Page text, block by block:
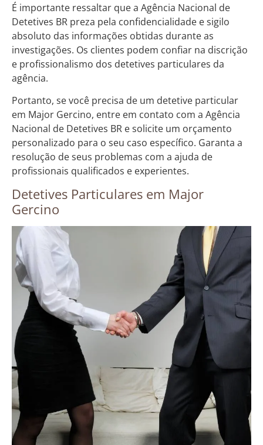
É importante ressaltar que a Agência Nacional de
Detetives BR preza pela confidencialidade e sigilo
absoluto das informações obtidas durante as
investigações. Os clientes podem confiar na discrição
e profissionalismo dos detetives particulares da
agência.
Portanto, se você precisa de um detetive particular
em Major Gercino, entre em contato com a Agência
Nacional de Detetives BR e solicite um orçamento
personalizado para o seu caso específico. Garanta a
resolução de seus problemas com a ajuda de
profissionais qualificados e experientes.
Detetives Particulares em Major
Gercino